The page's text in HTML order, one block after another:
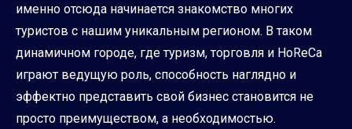
именно отсюда начинается знакомство многих
туристов с нашим уникальным регионом. В таком
динамичном городе, где туризм, торговля и HoReCa
играют ведущую роль, способность наглядно и
эффектно представить свой бизнес становится не
просто преимуществом, а необходимостью.